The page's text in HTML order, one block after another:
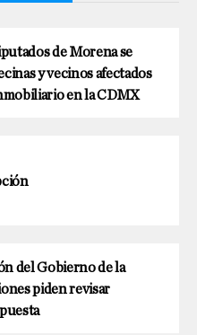
de Morena se
y vecinos afectados
en la CDMX
del Gobierno de la
piden revisar